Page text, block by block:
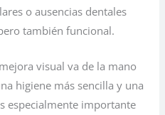
o ausencias dentales
también funcional.
visual va de la mano
higiene más sencilla y una
especialmente importante